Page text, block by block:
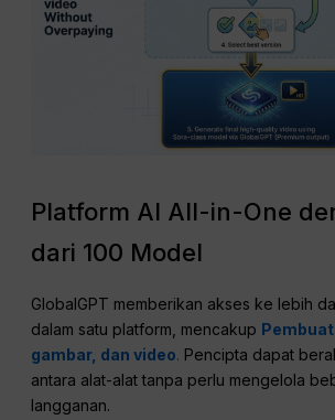
Platform AI All-in-One
dari 100 Model
GlobalGPT memberikan akses ke lebih
dalam satu platform, mencakup
gambar, dan video. Pencipta dapat
antara alat-alat tanpa perlu mengelola
langganan.